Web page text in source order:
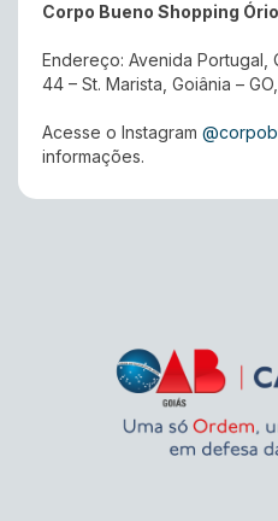
Corpo Bueno Shopping
Endereço: Avenida Portugal,
44 – St. Marista, Goiânia –
Acesse o Instagram
informações.